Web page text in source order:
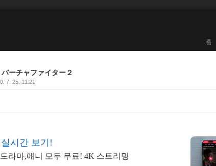
홈
ーチャファイター２
7. 25. 11:21
시간 보기!
라마,애니 모두 무료! 4K 스트리밍